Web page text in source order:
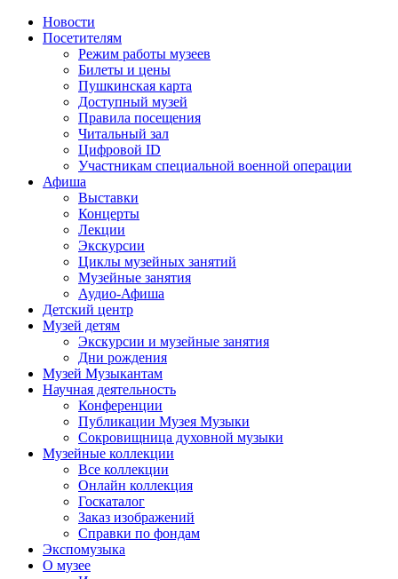
Новости
Посетителям
Режим работы музеев
Билеты и цены
Пушкинская карта
Доступный музей
Правила посещения
Читальный зал
Цифровой ID
Участникам специальной военной операции
Афиша
Выставки
Концерты
Лекции
Экскурсии
Циклы музейных занятий
Музейные занятия
Аудио-Афиша
Детский центр
Музей детям
Экскурсии и музейные занятия
Дни рождения
Музей Музыкантам
Научная деятельность
Конференции
Публикации Музея Музыки
Сокровищница духовной музыки
Музейные коллекции
Все коллекции
Онлайн коллекция
Госкаталог
Заказ изображений
Справки по фондам
Экспомузыка
О музее